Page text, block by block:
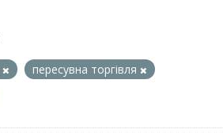
пересувна торгівля